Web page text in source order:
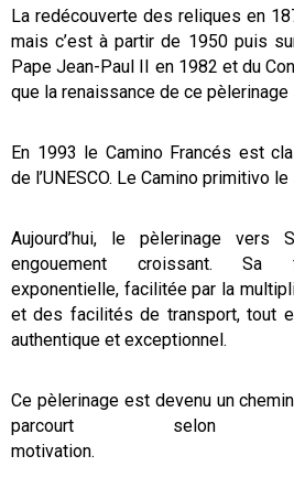
La redécouverte des reliques en
mais c’est à partir de 1950 puis
Pape Jean-Paul II en 1982 et du
que la renaissance de ce pèlerinage
En 1993 le Camino Francés est
de l’UNESCO. Le Camino primitivo
Aujourd’hui, le pèlerinage vers
engouement croissant. Sa
exponentielle, facilitée par la
et des facilités de transport, tout
authentique et exceptionnel.
Ce pèlerinage est devenu un
parcourt
motivation.